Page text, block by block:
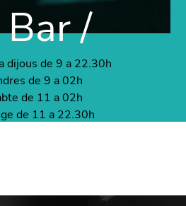
/
dijous de 9 a 22.30h
de 9 a 02h
de 11 a 02h
de 11 a 22.30h